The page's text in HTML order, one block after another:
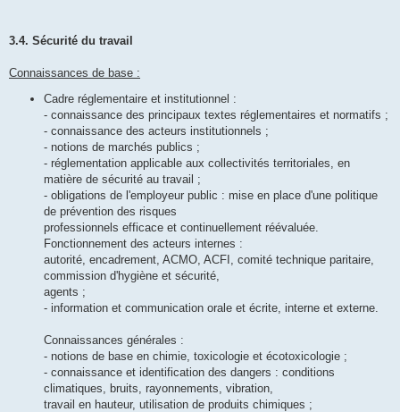
3.4. Sécurité du travail
Connaissances de base :
Cadre réglementaire et institutionnel :
- connaissance des principaux textes réglementaires et normatifs ;
- connaissance des acteurs institutionnels ;
- notions de marchés publics ;
- réglementation applicable aux collectivités territoriales, en
matière de sécurité au travail ;
- obligations de l'employeur public : mise en place d'une politique
de prévention des risques
professionnels efficace et continuellement réévaluée.
Fonctionnement des acteurs internes :
autorité, encadrement, ACMO, ACFI, comité technique paritaire,
commission d'hygiène et sécurité,
agents ;
- information et communication orale et écrite, interne et externe.
Connaissances générales :
- notions de base en chimie, toxicologie et écotoxicologie ;
- connaissance et identification des dangers : conditions
climatiques, bruits, rayonnements, vibration,
travail en hauteur, utilisation de produits chimiques ;